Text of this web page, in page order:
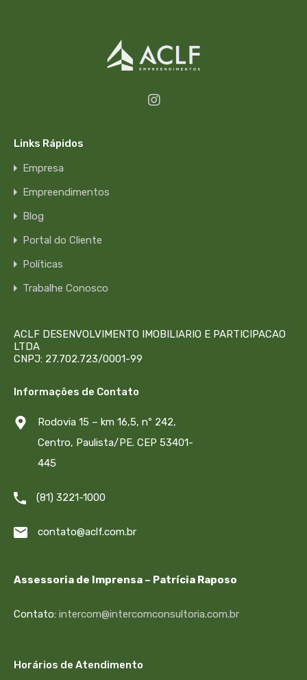
Links Rápidos
Empresa
Empreendimentos
Blog
Portal do Cliente
Políticas
Trabalhe Conosco
ACLF DESENVOLVIMENTO IMOBILIARIO E PARTICIPACAO
LTDA
CNPJ: 27.702.723/0001-99
Informações de Contato
Rodovia 15 – km 16,5, nº 242,
Centro, Paulista/PE. CEP 53401-
445
(81) 3221-1000
contato@aclf.com.br
Assessoria de Imprensa – Patrícia Raposo
Contato: intercom@intercomconsultoria.com.br
Horários de Atendimento